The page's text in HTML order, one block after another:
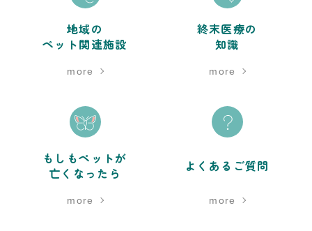
地域の
ペット関連施設
more
終末医療の
知識
more
もしもペットが
亡くなったら
more
よくあるご質問
more